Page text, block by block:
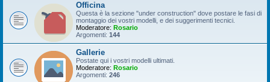
Officina
Questa è la sezione "under construction" dove postare le fasi di
montaggio dei vostri modelli, e dei suggerimenti tecnici.
Moderatore: Rosario
Argomenti: 144
Gallerie
Postate qui i vostri modelli ultimati.
Moderatore: Rosario
Argomenti: 246